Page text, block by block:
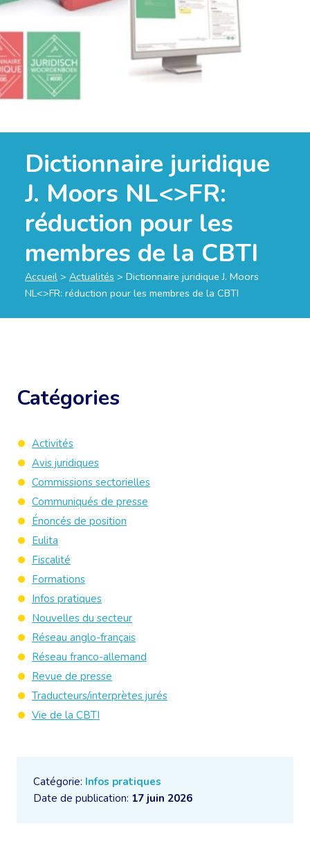
Dictionnaire juridique
J. Moors NL<>FR:
réduction pour les
membres de la CBTI
Accueil > Actualités > Dictionnaire juridique J. Moors
NL<>FR: réduction pour les membres de la CBTI
Catégorie: Infos pratiques
Date de publication: 17 juin 2026
Catégories
Activités
Avis juridiques
Commissions sectorielles
Communiqués de presse
Énoncés de position
Eulita
Fiscalité
Formations
Infos pratiques
Nouvelles du secteur
Réseau anglo-français
Réseau franco-allemand
Revue de presse
Traducteurs/interprètes jurés
Vie de la CBTI